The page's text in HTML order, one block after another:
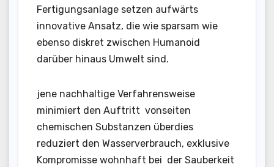
Fertigungsanlage setzen aufwärts
innovative Ansatz, die wie sparsam wie
ebenso diskret zwischen Humanoid
darüber hinaus Umwelt sind.
jene nachhaltige Verfahrensweise
minimiert den Auftritt vonseiten
chemischen Substanzen überdies
reduziert den Wasserverbrauch, exklusive
Kompromisse wohnhaft bei der Sauberkeit